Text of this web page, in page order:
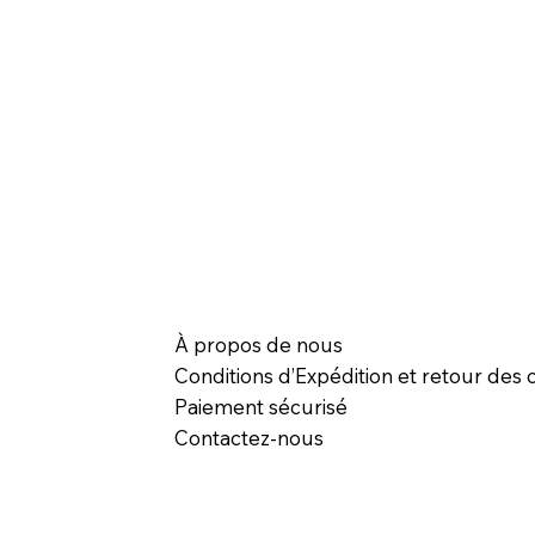
À propos de nous
Conditions d’Expédition et retour des
Paiement sécurisé
Contactez-nous